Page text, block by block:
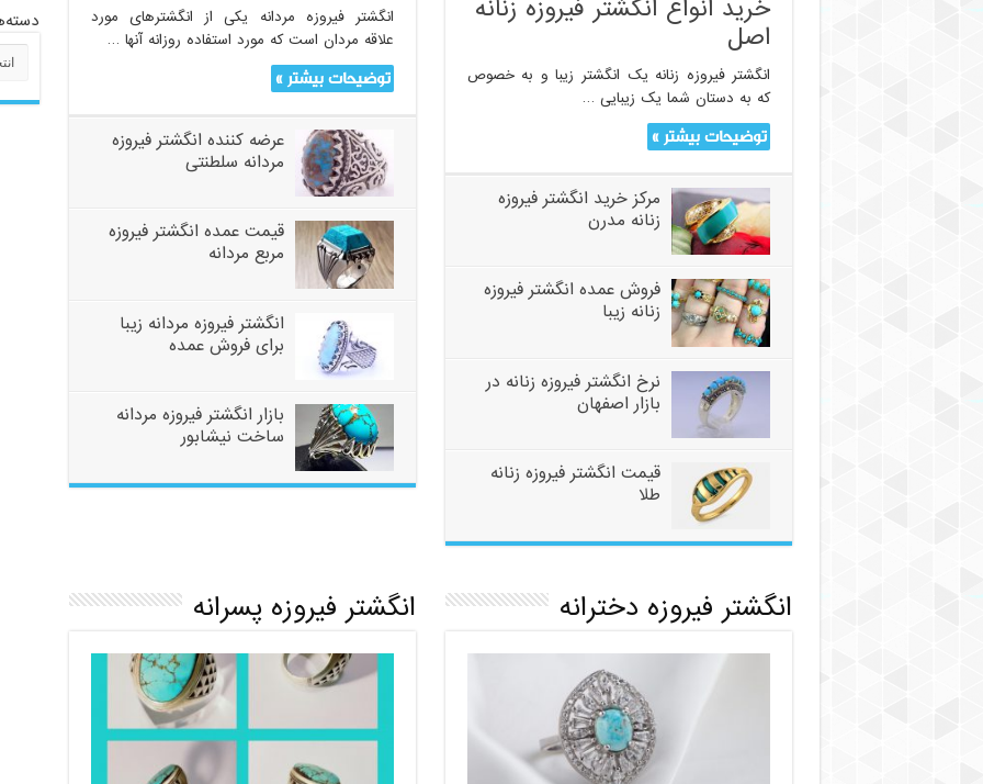
انگشتر فیروزه مردانه یکی از انگشترهای مورد
علاقه مردان است که مورد استفاده روزانه آنها …
توضیحات بیشتر »
عرضه کننده انگشتر فیروزه
مردانه سلطنتی
قیمت عمده انگشتر فیروزه
مربع مردانه
انگشتر فیروزه مردانه زیبا
برای فروش عمده
بازار انگشتر فیروزه مردانه
ساخت نیشابور
خرید انواع انگشتر فیروزه زنانه
اصل
انگشتر فیروزه زنانه یک انگشتر زیبا و به خصوص
که به دستان شما یک زیبایی …
توضیحات بیشتر »
مرکز خرید انگشتر فیروزه
زنانه مدرن
فروش عمده انگشتر فیروزه
زنانه زیبا
نرخ انگشتر فیروزه زنانه در
بازار اصفهان
قیمت انگشتر فیروزه زنانه
طلا
انگشتر فیروزه پسرانه انگشتر فیروزه دخترانه